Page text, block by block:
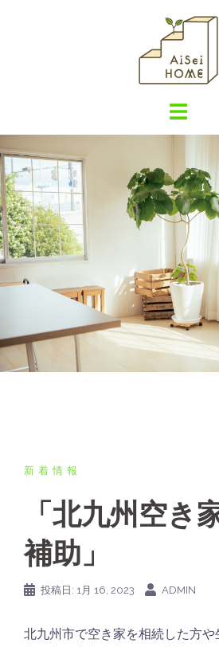
新着情報
「北九州空き
補助」
投稿日: 1月 16, 2023 ADMIN
北九州市で空き家を相続した方や